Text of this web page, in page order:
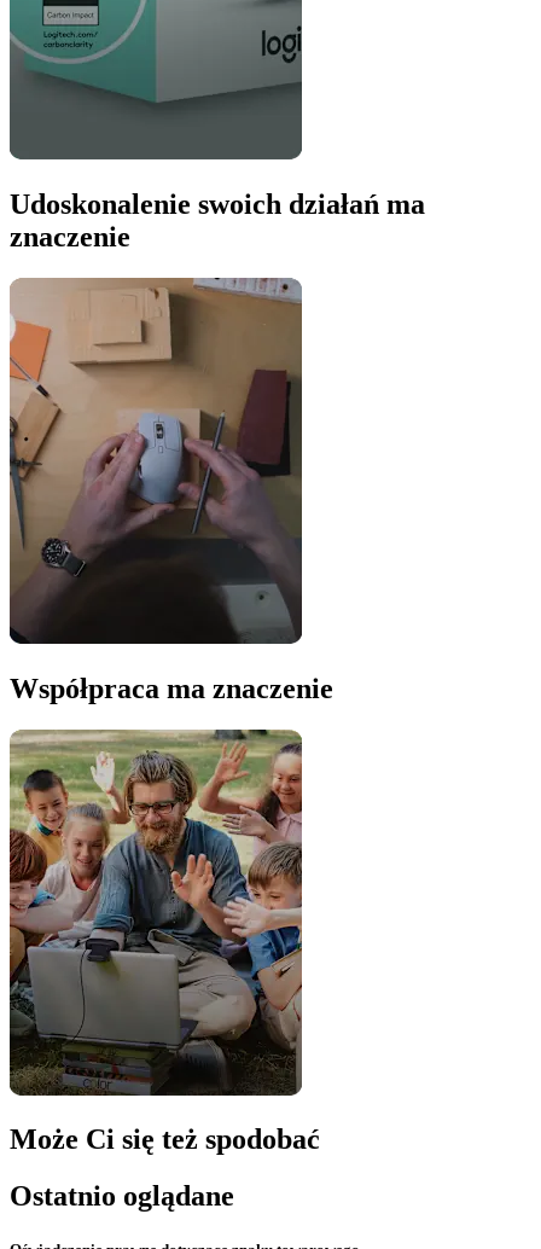
Udoskonalenie swoich działań ma
znaczenie
Współpraca ma znaczenie
Może Ci się też spodobać
Ostatnio oglądane